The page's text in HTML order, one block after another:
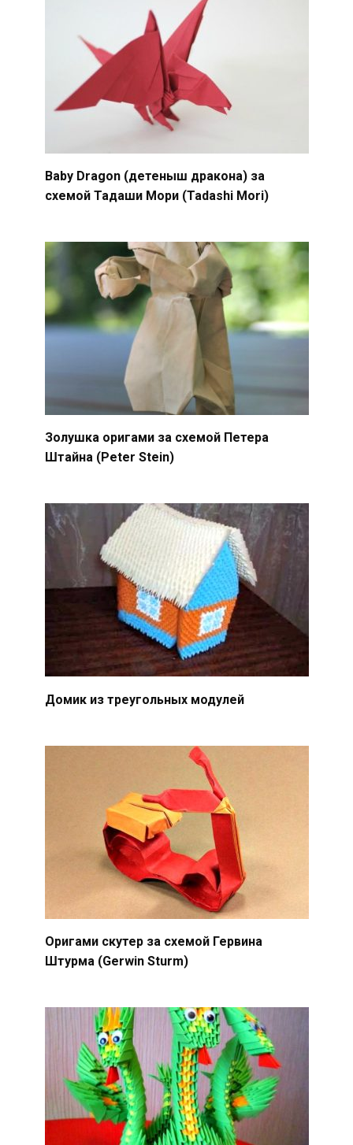
Baby Dragon (детеныш дракона) за
схемой Тадаши Мори (Tadashi Mori)
Золушка оригами за схемой Петера
Штайна (Peter Stein)
Домик из треугольных модулей
Оригами скутер за схемой Гервина
Штурма (Gerwin Sturm)